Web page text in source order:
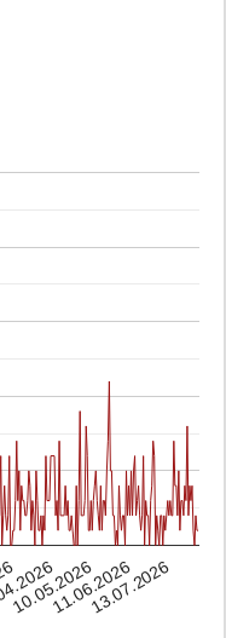
10.05.2026
11.06.2026
13.07.2026